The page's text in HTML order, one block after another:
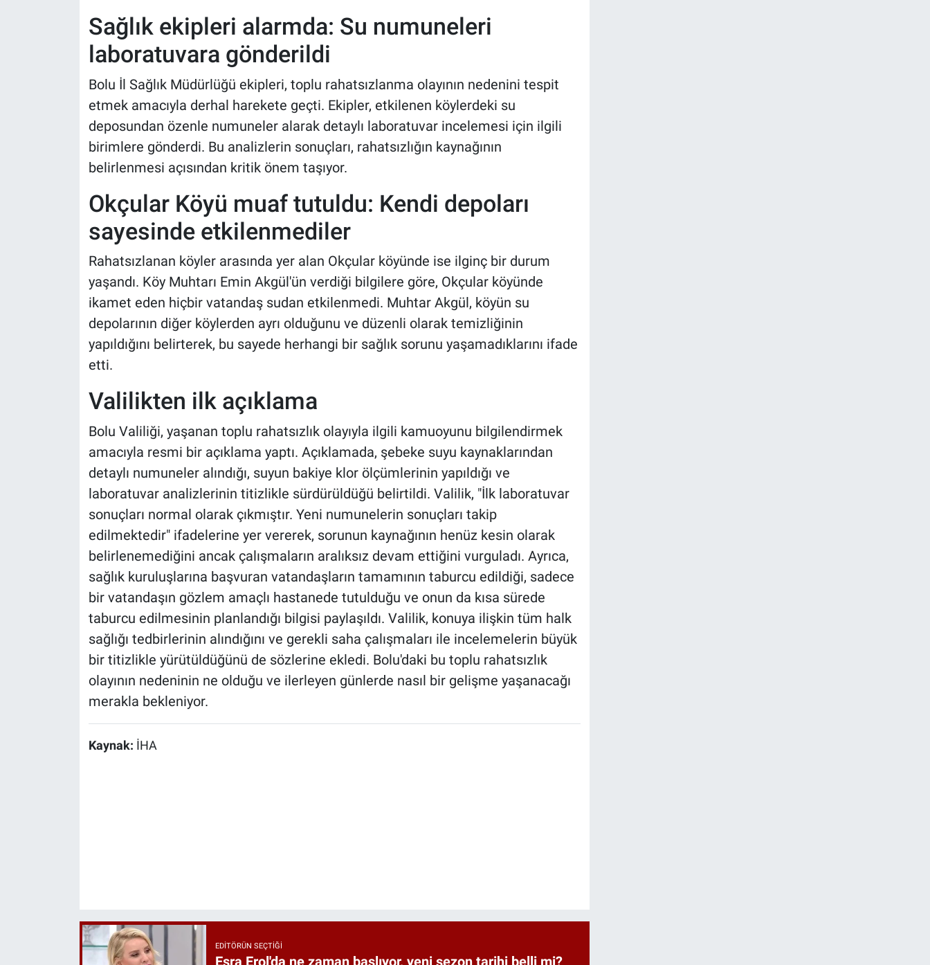
Sağlık ekipleri alarmda: Su numuneleri
laboratuvara gönderildi
Bolu İl Sağlık Müdürlüğü ekipleri, toplu rahatsızlanma olayının nedenini tespit
etmek amacıyla derhal harekete geçti. Ekipler, etkilenen köylerdeki su
deposundan özenle numuneler alarak detaylı laboratuvar incelemesi için ilgili
birimlere gönderdi. Bu analizlerin sonuçları, rahatsızlığın kaynağının
belirlenmesi açısından kritik önem taşıyor.
Okçular Köyü muaf tutuldu: Kendi depoları
sayesinde etkilenmediler
Rahatsızlanan köyler arasında yer alan Okçular köyünde ise ilginç bir durum
yaşandı. Köy Muhtarı Emin Akgül'ün verdiği bilgilere göre, Okçular köyünde
ikamet eden hiçbir vatandaş sudan etkilenmedi. Muhtar Akgül, köyün su
depolarının diğer köylerden ayrı olduğunu ve düzenli olarak temizliğinin
yapıldığını belirterek, bu sayede herhangi bir sağlık sorunu yaşamadıklarını ifade
etti.
Valilikten ilk açıklama
Bolu Valiliği, yaşanan toplu rahatsızlık olayıyla ilgili kamuoyunu bilgilendirmek
amacıyla resmi bir açıklama yaptı. Açıklamada, şebeke suyu kaynaklarından
detaylı numuneler alındığı, suyun bakiye klor ölçümlerinin yapıldığı ve
laboratuvar analizlerinin titizlikle sürdürüldüğü belirtildi. Valilik, "İlk laboratuvar
sonuçları normal olarak çıkmıştır. Yeni numunelerin sonuçları takip
edilmektedir" ifadelerine yer vererek, sorunun kaynağının henüz kesin olarak
belirlenemediğini ancak çalışmaların aralıksız devam ettiğini vurguladı. Ayrıca,
sağlık kuruluşlarına başvuran vatandaşların tamamının taburcu edildiği, sadece
bir vatandaşın gözlem amaçlı hastanede tutulduğu ve onun da kısa sürede
taburcu edilmesinin planlandığı bilgisi paylaşıldı. Valilik, konuya ilişkin tüm halk
sağlığı tedbirlerinin alındığını ve gerekli saha çalışmaları ile incelemelerin büyük
bir titizlikle yürütüldüğünü de sözlerine ekledi. Bolu'daki bu toplu rahatsızlık
olayının nedeninin ne olduğu ve ilerleyen günlerde nasıl bir gelişme yaşanacağı
merakla bekleniyor.
Kaynak: İHA
EDITÖRÜN SEÇTIĞI
Esra Erol'da ne zaman başlıyor, yeni sezon tarihi belli mi?